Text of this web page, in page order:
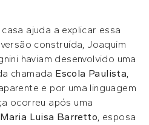
ajuda a explicar essa
construída, Joaquim
haviam desenvolvido uma
chamada Escola Paulista
e por uma linguagem
ocorreu após uma
Maria Luisa Barretto , esposa